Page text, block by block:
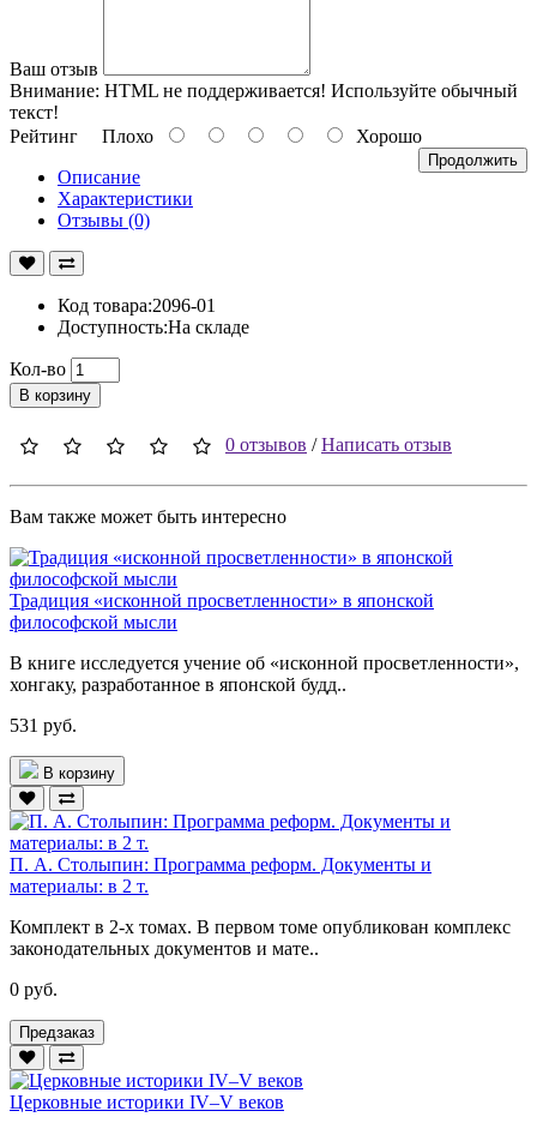
Ваш отзыв
Внимание: HTML не поддерживается! Используйте обычный
текст!
Рейтинг Плохо Хорошо
Продолжить
Описание
Характеристики
Отзывы (0)
Код товара:2096-01
Доступность:На складе
Кол-во
В корзину
0 отзывов /Написать отзыв
Вам также может быть интересно
Традиция «исконной просветленности» в японской
философской мысли
В книге исследуется учение об «исконной просветленности»,
хонгаку, разработанное в японской будд..
531 руб.
В корзину
П. А. Столыпин: Программа реформ. Документы и
материалы: в 2 т.
Комплект в 2-х томах. В первом томе опубликован комплекс
законодательных документов и мате..
0 руб.
Предзаказ
Церковные историки IV–V веков